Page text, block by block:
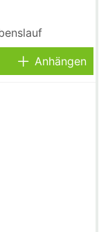
Anhängen